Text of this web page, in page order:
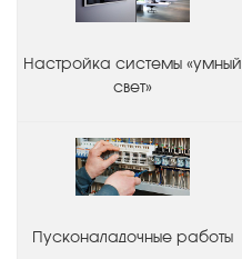
Настройка системы «умный
свет»
Пусконаладочные работы